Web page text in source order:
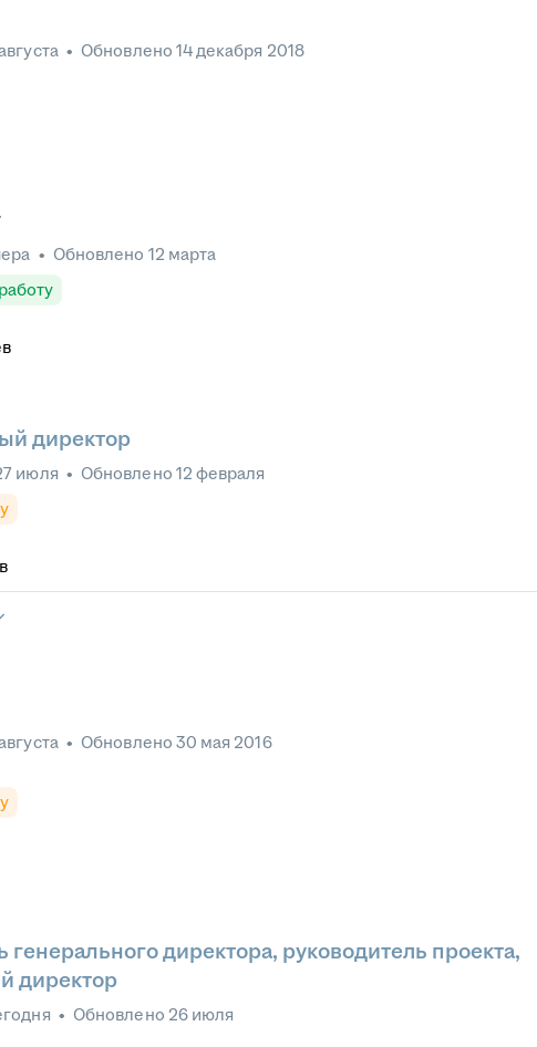
• Обновлено 14 декабря 2018
• Обновлено 12 марта
директор
июля • Обновлено 12 февраля
• Обновлено 30 мая 2016
генерального директора, руководитель проекта,
директор
• Обновлено 26 июля